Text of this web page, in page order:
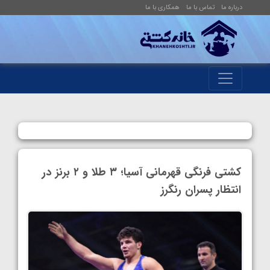
درباره ما تماس با ما همکاری با ما
کشتی فرنگی قهرمانی آسیا؛ ۳ طلا و ۲ برنز در
انتظار پسران رنگرز